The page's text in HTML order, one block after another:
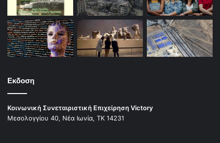
Εκδοση
Κοινωνική Συνεταιριστική Επιχείρηση Victory
Μεσολογγίου 40, Νέα Ιωνία, ΤΚ 14231